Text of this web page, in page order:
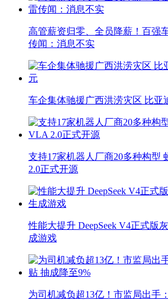
高管薪资归零、全员降薪！百强
传闻：消息不实
车企集体驰援广西洪涝灾区 比亚
支持17家机器人厂商20多种构型
2.0正式开源
性能大提升 DeepSeek V4正式版
成游戏
为司机减负超13亿！市监局出手